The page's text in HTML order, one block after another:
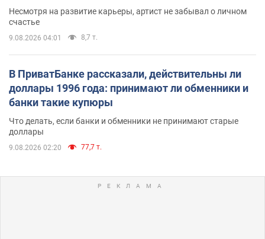
Несмотря на развитие карьеры, артист не забывал о личном
счастье
9.08.2026 04:01 8,7 т.
В ПриватБанке рассказали, действительны ли
доллары 1996 года: принимают ли обменники и
банки такие купюры
Что делать, если банки и обменники не принимают старые
доллары
9.08.2026 02:20 77,7 т.